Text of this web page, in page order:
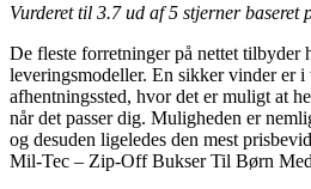
Vurderet til 3.7ud af 5 stjerner baseret
De fleste forretninger på nettet tilbyder
leveringsmodeller. En sikker vinder er i
afhentningssted, hvor det er muligt at
når det passer dig. Muligheden er
og desuden ligeledes den mest
Mil-Tec – Zip-Off Bukser Til Børn